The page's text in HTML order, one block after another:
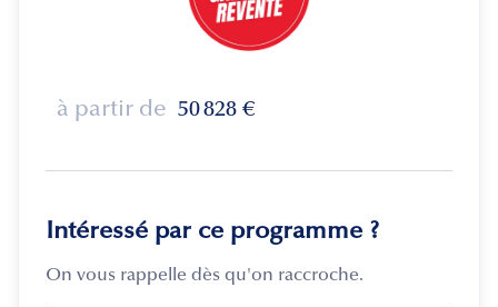
à partir de 50 828 €
Intéressé par ce programme ?
On vous rappelle dès qu'on raccroche.